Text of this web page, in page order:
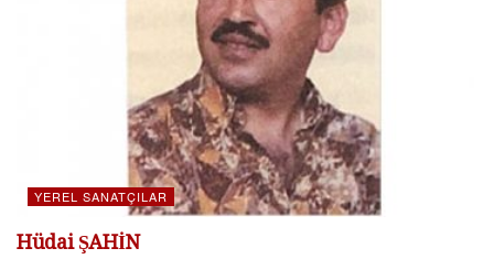
YEREL SANATÇILAR
Hüdai ŞAHİN